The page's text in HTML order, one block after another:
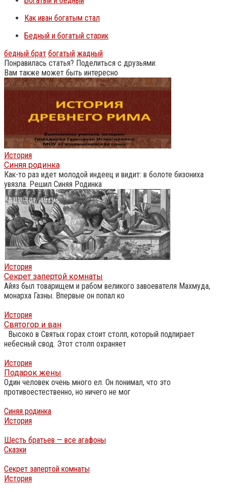
Как иван богатым стал
Бедный и богатый старик
бедный брат богатый жадный
Понравилась статья? Поделиться с друзьями:
Вам также может быть интересно
История
Синяя родинка
Как-то раз идет молодой индеец и видит: в болоте бизониха
увязла. Решил Синяя Родинка
История
Секрет запертой комнаты
Айяз был товарищем и рабом великого завоевателя Махмуда,
монарха Газны. Впервые он попал ко
История
Святогор и ван
Высоко в Святых горах стоит столп, который подпирает
небесный свод. Этот столп охраняет
История
Подарок жены
Один человек очень много ел. Он понимал, что это
противоестественно, но ничего не мог
Синяя родинка
История
Шесть братьев — все агафоны
Сказки
Секрет запертой комнаты
История